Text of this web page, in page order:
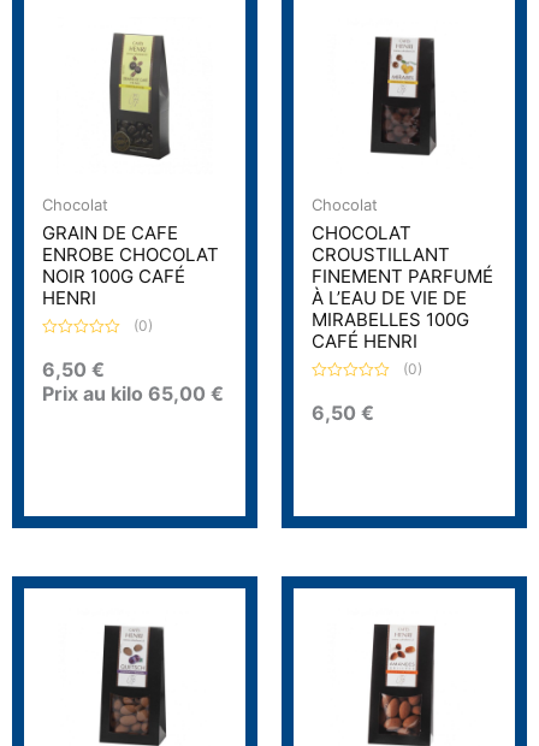
Chocolat
GRAIN DE CAFE
ENROBE CHOCOLAT
NOIR 100G CAFÉ
HENRI
o
t
e
0
(0)
6,50 €
Prix au kilo 65,00 €
Chocolat
CHOCOLAT
CROUSTILLANT
FINEMENT PARFUMÉ
À L’EAU DE VIE DE
MIRABELLES 100G
CAFÉ HENRI
o
t
(0)
6,50 €